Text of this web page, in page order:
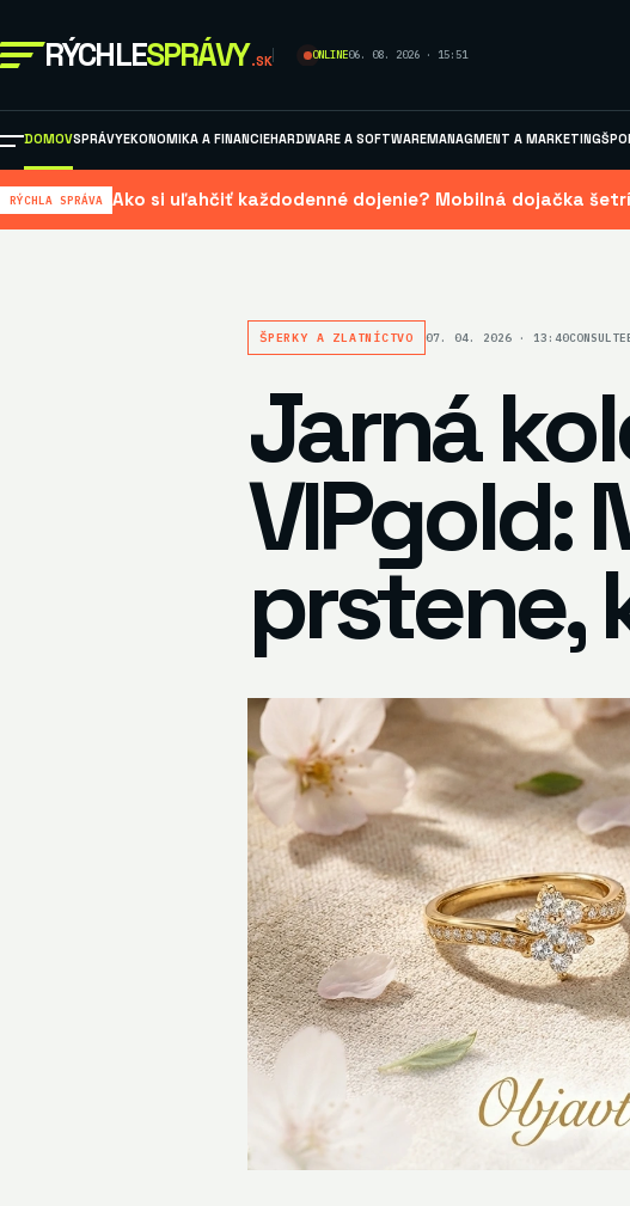
RÝCHLESPRÁVY .SK ONLINE06. 08. 2026 · 15:51
DOMOVSPRÁVYEKONOMIKA A FINANCIEHARDWARE A SOFTWAREMANAGMENT A MARKETING
RÝCHLA SPRÁVA Ako si uľahčiť každodenné dojenie? Mobilná dojačka
ŠPERKY A ZLATNÍCTVO 07. 04. 2026 · 13:40
Jarná
VIPgold:
prstene,